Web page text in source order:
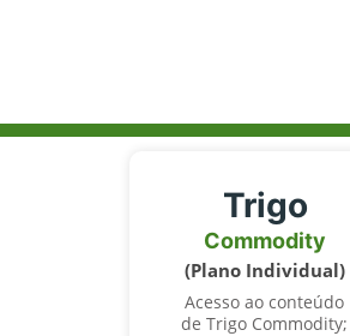
Trigo
Commodity
(Plano Individual)
Acesso ao conteúdo
de Trigo Commodity;